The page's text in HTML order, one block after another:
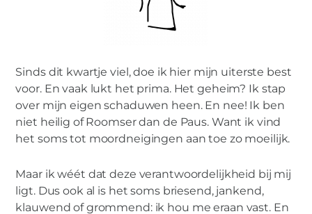
Sinds dit kwartje viel, doe ik hier mijn uiterste best
voor. En vaak lukt het prima. Het geheim? Ik stap
over mijn eigen schaduwen heen. En nee! Ik ben
niet heilig of Roomser dan de Paus. Want ik vind
het soms tot moordneigingen aan toe zo moeilijk.
Maar ik wéét dat deze verantwoordelijkheid bij mij
ligt. Dus ook al is het soms briesend, jankend,
klauwend of grommend: ik hou me eraan vast. En